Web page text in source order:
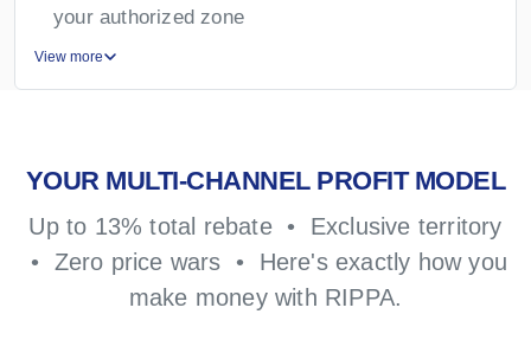
your authorized zone
View more
YOUR MULTI-CHANNEL PROFIT MODEL
Up to 13% total rebate • Exclusive territory
• Zero price wars • Here's exactly how you
make money with RIPPA.